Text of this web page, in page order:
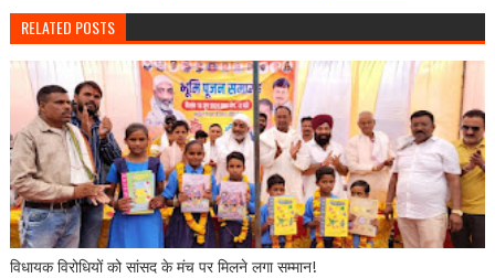
RELATED POSTS
विधायक विरोधियों को सांसद के मंच पर मिलने लगा सम्मान!